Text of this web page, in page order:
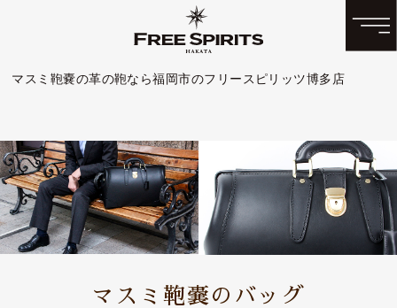
マスミ鞄嚢の革の鞄なら福岡市のフリースピリッツ博多店
マスミ鞄嚢のバッグ